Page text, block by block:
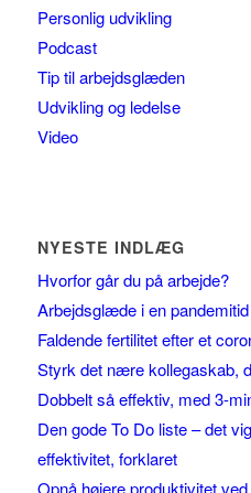
Personlig udvikling
Podcast
Tip til arbejdsglæden
Udvikling og ledelse
Video
NYESTE INDLÆG
Hvorfor går du på arbejde?
Arbejdsglæde i en pandemitid
Faldende fertilitet efter et
Styrk det nære kollegaskab,
Dobbelt så effektiv, med 3-
Den gode To Do liste – det
effektivitet, forklaret
Opnå højere produktivitet